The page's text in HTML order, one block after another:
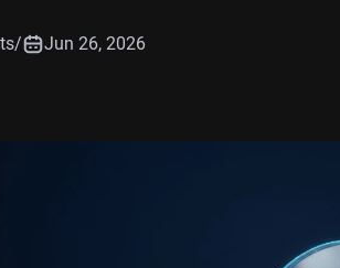
/ Jun 26, 2026